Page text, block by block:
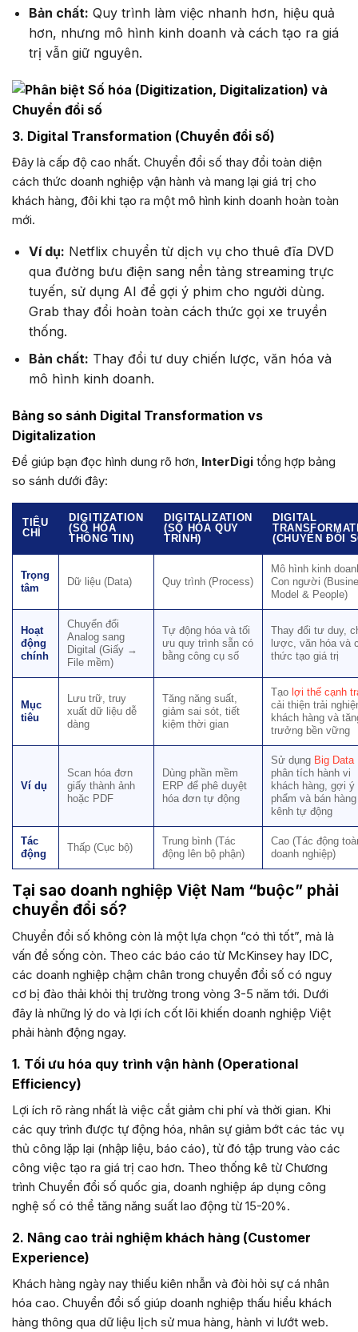
Bản chất: Quy trình làm việc nhanh hơn, hiệu quả
hơn, nhưng mô hình kinh doanh và cách tạo ra giá
trị vẫn giữ nguyên.
3. Digital Transformation (Chuyển đổi số)
Đây là cấp độ cao nhất. Chuyển đổi số thay đổi toàn diện
cách thức doanh nghiệp vận hành và mang lại giá trị cho
khách hàng, đôi khi tạo ra một mô hình kinh doanh hoàn toàn
mới.
Ví dụ: Netflix chuyển từ dịch vụ cho thuê đĩa DVD
qua đường bưu điện sang nền tảng streaming trực
tuyến, sử dụng AI để gợi ý phim cho người dùng.
Grab thay đổi hoàn toàn cách thức gọi xe truyền
thống.
Bản chất: Thay đổi tư duy chiến lược, văn hóa và
mô hình kinh doanh.
Bảng so sánh Digital Transformation vs
Digitalization
Để giúp bạn đọc hình dung rõ hơn, InterDigi tổng hợp bảng
so sánh dưới đây:
TIÊU
CHÍ
DIGITIZATION
(SỐ HÓA
THÔNG TIN)
DIGITALIZATION
(SỐ HÓA QUY
TRÌNH)
DIGITAL
(CHUYỂN ĐỔI
Trọng
tâm
Dữ liệu (Data) Quy trình (Process)
Mô hình kinh
Con người
Model & People)
Hoạt
động
chính
Chuyển đổi
Analog sang
Digital (Giấy →
File mềm)
Tự động hóa và tối
ưu quy trình sẵn có
bằng công cụ số
Thay đổi tư duy,
lược, văn hóa và
thức tạo giá trị
Mục
tiêu
Lưu trữ, truy
xuất dữ liệu dễ
dàng
Tăng năng suất,
giảm sai sót, tiết
kiệm thời gian
Tạo lợi thế cạnh
cải thiện trải
khách hàng và
trưởng bền vững
Ví dụ
Scan hóa đơn
giấy thành ảnh
hoặc PDF
Dùng phần mềm
ERP để phê duyệt
hóa đơn tự động
Sử dụng Big Data
phân tích hành vi
khách hàng, gợi ý
phẩm và bán
kênh tự động
Tác
động
Thấp (Cục bộ)
Trung bình (Tác
động lên bộ phận)
Cao (Tác động
doanh nghiệp)
Tại sao doanh nghiệp Việt Nam “buộc” phải
chuyển đổi số?
Chuyển đổi số không còn là một lựa chọn “có thì tốt”, mà là
vấn đề sống còn. Theo các báo cáo từ McKinsey hay IDC,
các doanh nghiệp chậm chân trong chuyển đổi số có nguy
cơ bị đào thải khỏi thị trường trong vòng 3-5 năm tới. Dưới
đây là những lý do và lợi ích cốt lõi khiến doanh nghiệp Việt
phải hành động ngay.
1. Tối ưu hóa quy trình vận hành (Operational
Efficiency)
Lợi ích rõ ràng nhất là việc cắt giảm chi phí và thời gian. Khi
các quy trình được tự động hóa, nhân sự giảm bớt các tác vụ
thủ công lặp lại (nhập liệu, báo cáo), từ đó tập trung vào các
công việc tạo ra giá trị cao hơn. Theo thống kê từ Chương
trình Chuyển đổi số quốc gia, doanh nghiệp áp dụng công
nghệ số có thể tăng năng suất lao động từ 15-20%.
2. Nâng cao trải nghiệm khách hàng (Customer
Experience)
Khách hàng ngày nay thiếu kiên nhẫn và đòi hỏi sự cá nhân
hóa cao. Chuyển đổi số giúp doanh nghiệp thấu hiểu khách
hàng thông qua dữ liệu lịch sử mua hàng, hành vi lướt web.